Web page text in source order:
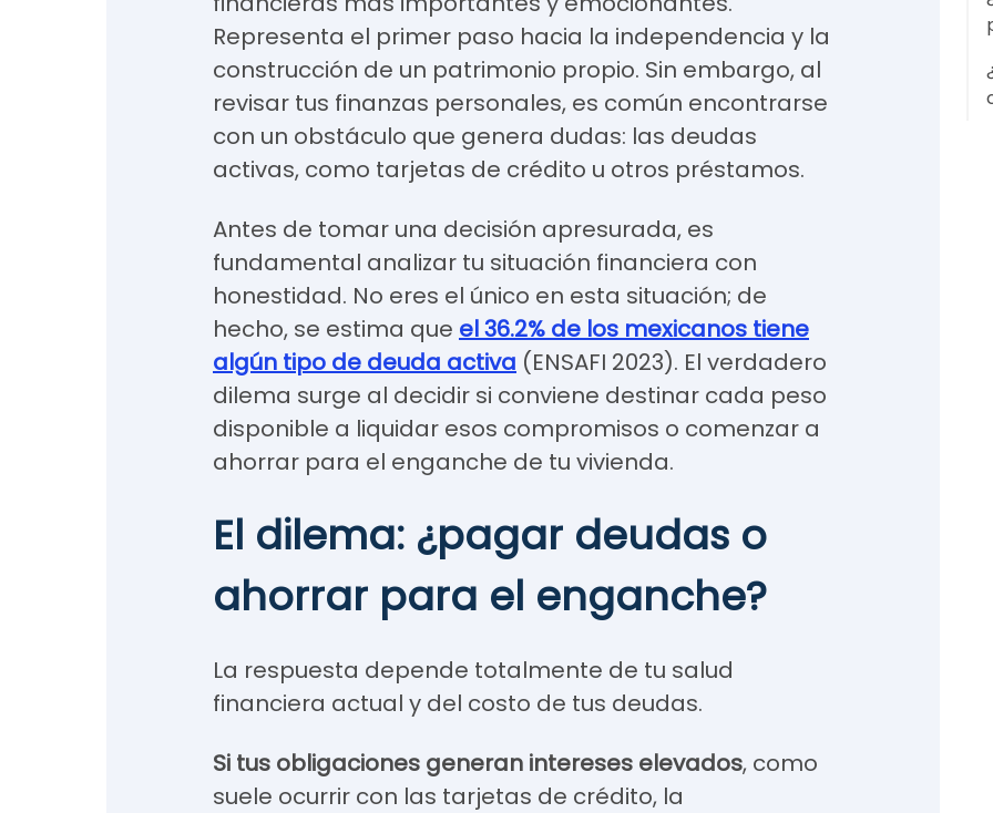
Representa el primer paso hacia la independencia y la
construcción de un patrimonio propio. Sin embargo, al
revisar tus finanzas personales, es común encontrarse
con un obstáculo que genera dudas: las deudas
activas, como tarjetas de crédito u otros préstamos.
Antes de tomar una decisión apresurada, es
fundamental analizar tu situación financiera con
honestidad. No eres el único en esta situación; de
hecho, se estima que el 36.2% de los mexicanos tiene
algún tipo de deuda activa (ENSAFI 2023). El verdadero
dilema surge al decidir si conviene destinar cada peso
disponible a liquidar esos compromisos o comenzar a
ahorrar para el enganche de tu vivienda.
El dilema: ¿pagar deudas o
ahorrar para el enganche?
La respuesta depende totalmente de tu salud
financiera actual y del costo de tus deudas.
Si tus obligaciones generan intereses elevados, como
suele ocurrir con las tarjetas de crédito, la